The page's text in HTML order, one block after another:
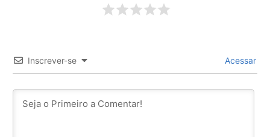
Inscrever-se Acessar